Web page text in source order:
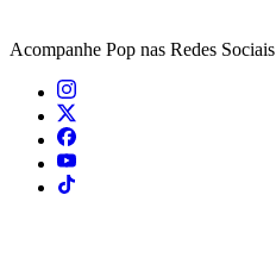
Acompanhe Pop nas Redes Sociais